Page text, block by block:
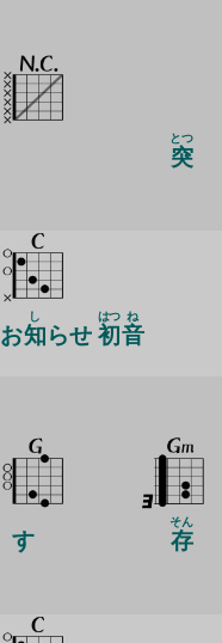
突
とつ
お知
し
らせ 初
はつ
音
ね
す 存
そん